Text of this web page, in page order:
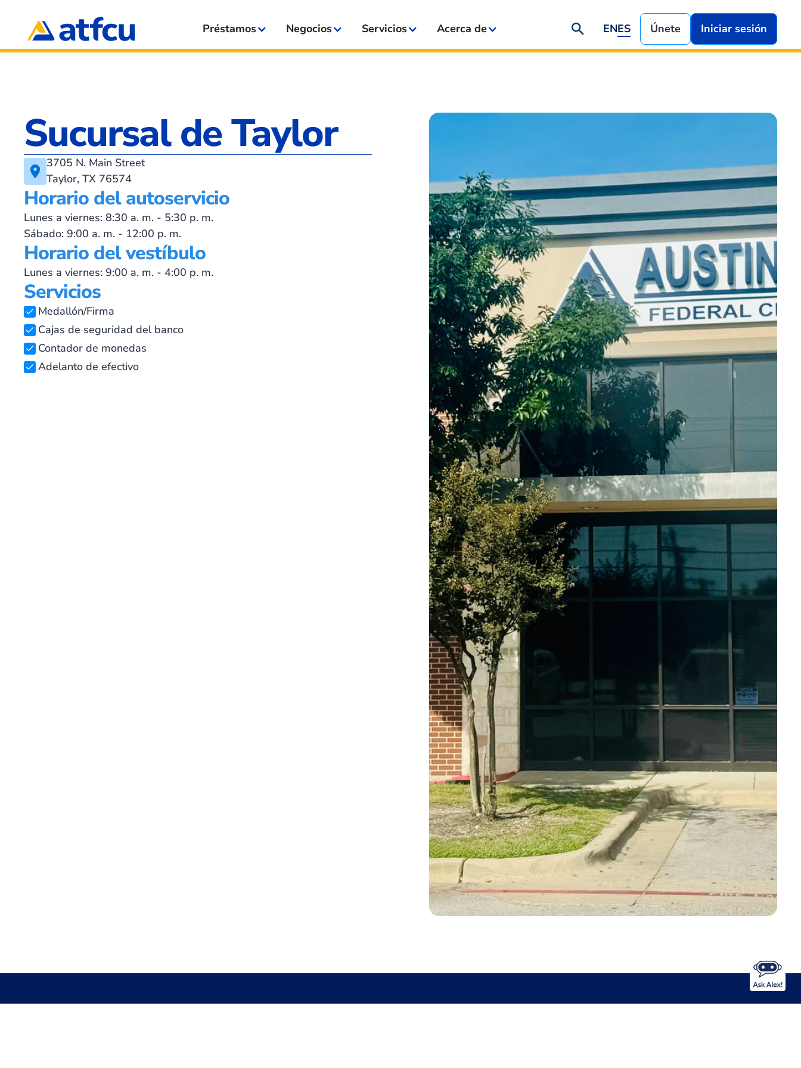
Préstamos Negocios Servicios Acerca de ENES Únete Iniciar sesión
Sucursal de Taylor
3705 N. Main Street
Taylor, TX 76574
Horario del autoservicio
Lunes a viernes: 8:30 a. m. - 5:30 p. m.
Sábado: 9:00 a. m. - 12:00 p. m.
Horario del vestíbulo
Lunes a viernes: 9:00 a. m. - 4:00 p. m.
Servicios
Medallón/Firma
Cajas de seguridad del banco
Contador de monedas
Adelanto de efectivo